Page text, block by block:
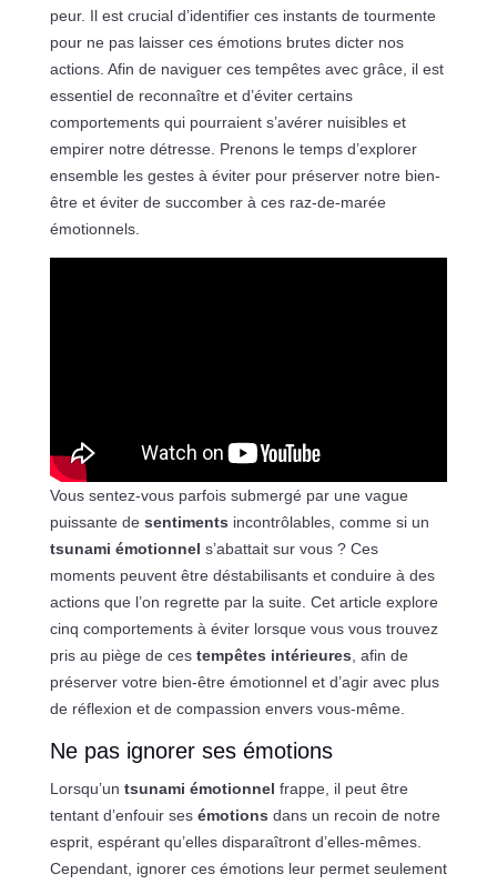
peur. Il est crucial d’identifier ces instants de tourmente
pour ne pas laisser ces émotions brutes dicter nos
actions. Afin de naviguer ces tempêtes avec grâce, il est
essentiel de reconnaître et d’éviter certains
comportements qui pourraient s’avérer nuisibles et
empirer notre détresse. Prenons le temps d’explorer
ensemble les gestes à éviter pour préserver notre bien-
être et éviter de succomber à ces raz-de-marée
émotionnels.
Vous sentez-vous parfois submergé par une vague
puissante de sentiments incontrôlables, comme si un
tsunami émotionnel s’abattait sur vous ? Ces
moments peuvent être déstabilisants et conduire à des
actions que l’on regrette par la suite. Cet article explore
cinq comportements à éviter lorsque vous vous trouvez
pris au piège de ces tempêtes intérieures , afin de
préserver votre bien-être émotionnel et d’agir avec plus
de réflexion et de compassion envers vous-même.
Ne pas ignorer ses émotions
Lorsqu’un tsunami émotionnel frappe, il peut être
tentant d’enfouir ses émotions dans un recoin de notre
esprit, espérant qu’elles disparaîtront d’elles-mêmes.
Cependant, ignorer ces émotions leur permet seulement